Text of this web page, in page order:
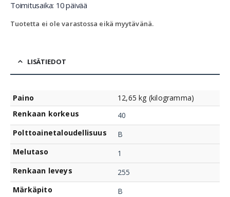
Toimitusaika: 10 päivää
Tuotetta ei ole varastossa eikä myytävänä.
LISÄTIEDOT
Paino
12,65 kg (kilogramma)
Renkaan korkeus
40
Polttoainetaloudellisuus
B
Melutaso
1
Renkaan leveys
255
Märkäpito
B